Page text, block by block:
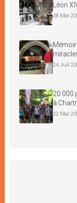
Léon
28 Mai
24 Juil
20 000
à
22 Mai